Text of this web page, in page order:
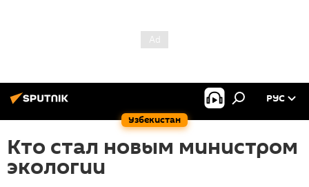
Узбекистан
РУС
Кто стал новым министром
экологии